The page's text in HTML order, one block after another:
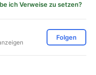
ich Verweise zu setzen?
Folgen